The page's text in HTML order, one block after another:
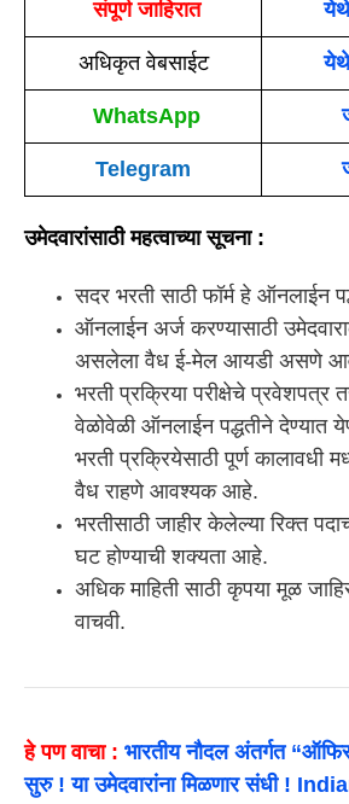
संपूर्ण जाहिरात
अधिकृत वेबसाईट
WhatsApp
Telegram
उमेदवारांसाठी महत्वाच्या सूचना :
सदर भरती साठी फॉर्म हे ऑनलाईन
ऑनलाईन अर्ज करण्यासाठी
असलेला वैध ई-मेल आयडी असणे
भरती प्रक्रिया परीक्षेचे प्रवेशपत्र
वेळोवेळी ऑनलाईन पद्धतीने देण्यात
भरती प्रक्रियेसाठी पूर्ण
वैध राहणे आवश्यक आहे.
भरतीसाठी जाहीर केलेल्या रिक्त
घट होण्याची शक्यता आहे.
अधिक माहिती साठी कृपया मूळ
वाचवी.
हे पण वाचा : भारतीय नौदल अंतर्गत
सुरु ! या उमेदवारांना मिळणार संधी !